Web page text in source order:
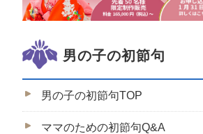
男の子の初節句
男の子の初節句TOP
ママのための初節句Q&A